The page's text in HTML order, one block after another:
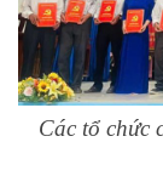
Các tổ chức